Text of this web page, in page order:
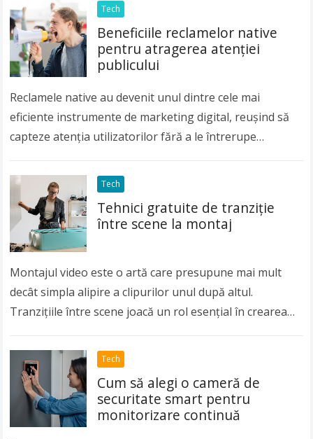
Tech
Beneficiile reclamelor native
pentru atragerea atenției
publicului
Reclamele native au devenit unul dintre cele mai
eficiente instrumente de marketing digital, reușind să
capteze atenția utilizatorilor fără a le întrerupe
sunt…Read more
Tech
Tehnici gratuite de tranziție
între scene la montaj
Montajul video este o artă care presupune mai mult
decât simpla alipire a clipurilor unul după altul.
Tranzițiile între scene joacă un rol esențial în crearea
Tech
Cum să alegi o cameră de
securitate smart pentru
monitorizare continuă